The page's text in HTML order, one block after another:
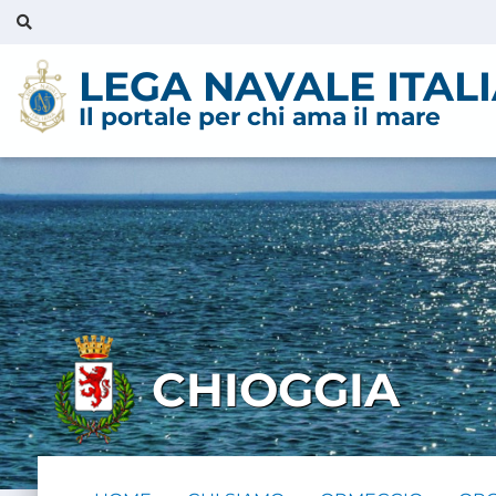
LEGA NAVALE
Il portale per chi ama il mare
CHIOGGIA